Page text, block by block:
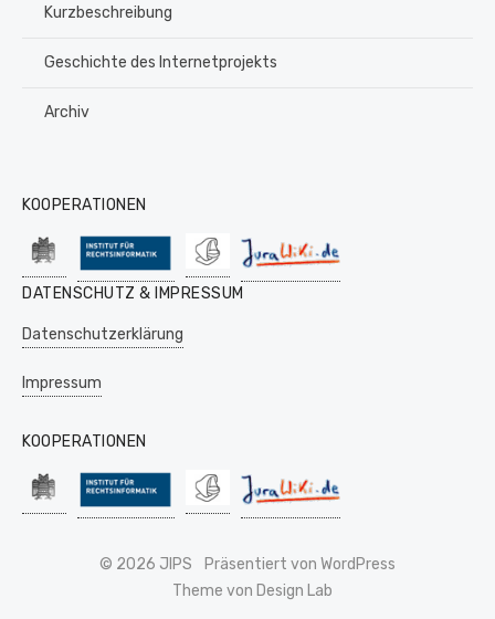
Kurzbeschreibung
Geschichte des Internetprojekts
Archiv
KOOPERATIONEN
DATENSCHUTZ & IMPRESSUM
Datenschutzerklärung
Impressum
KOOPERATIONEN
© 2026 JIPS
Präsentiert von WordPress
Theme von Design Lab